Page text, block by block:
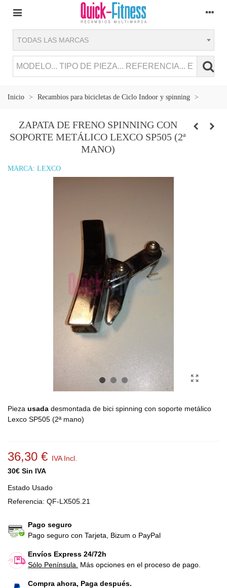
TODAS LAS MARCAS
Inicio > Recambios para bicicletas de Ciclo Indoor y spinning >
ZAPATA DE FRENO SPINNING CON
SOPORTE METÁLICO LEXCO SP505 (2ª
MANO)
MARCA: LEXCO
Pieza usada desmontada de bici spinning con soporte metálico
Lexco SP505 (2ª mano)
36,30 € IVA Incl.
30€ Sin IVA
Estado Usado
Referencia: QF-LX505.21
Pago seguro
Pago seguro con Tarjeta, Bizum o PayPal
Envíos Express 24/72h
Sólo Península.
Más opciones en el proceso de pago.
Compra ahora, Paga después.